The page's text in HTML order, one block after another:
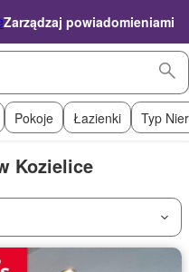
Zarządzaj powiadomieniami
Pokoje Łazienki Typ
Kozielice